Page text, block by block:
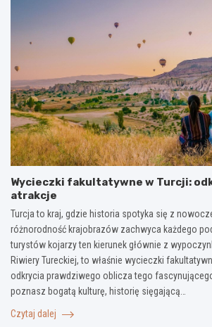
Wycieczki fakultatywne w Turcji:
atrakcje
Turcja to kraj, gdzie historia spotyka się z
różnorodność krajobrazów zachwyca każdego
turystów kojarzy ten kierunek głównie z
Riwiery Tureckiej, to właśnie wycieczki
odkrycia prawdziwego oblicza tego
poznasz bogatą kulturę, historię sięgającą…
Czytaj dalej